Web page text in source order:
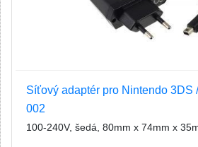
Síťový adaptér pro Nintendo 3DS
002
100-240V, šedá, 80mm x 74mm x